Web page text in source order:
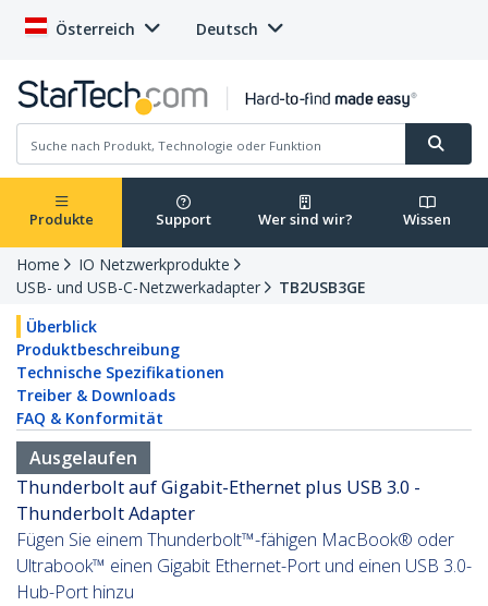
Österreich Deutsch
Produkte Support Wer sind wir? Wissen
Home
IO Netzwerkprodukte
USB- und USB-C-Netzwerkadapter
TB2USB3GE
Überblick
Produktbeschreibung
Technische Spezifikationen
Treiber & Downloads
FAQ & Konformität
Ausgelaufen
Thunderbolt auf Gigabit-Ethernet plus USB 3.0 -
Thunderbolt Adapter
Fügen Sie einem Thunderbolt™-fähigen MacBook® oder
Ultrabook™ einen Gigabit Ethernet-Port und einen USB 3.0-
Hub-Port hinzu